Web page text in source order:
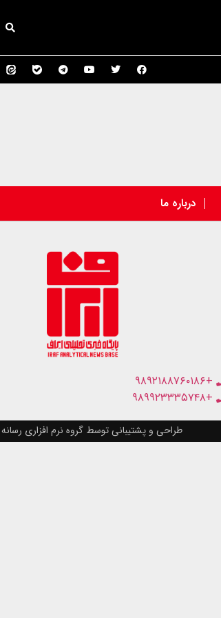
درباره ما
+۹۸۹۲۱۸۸۷۶۰۱۸۶
+۹۸۹۹۲۳۳۳۵۷۴۸
طراحی و پشتیبانی توسط گروه نرم افزاری رسانه